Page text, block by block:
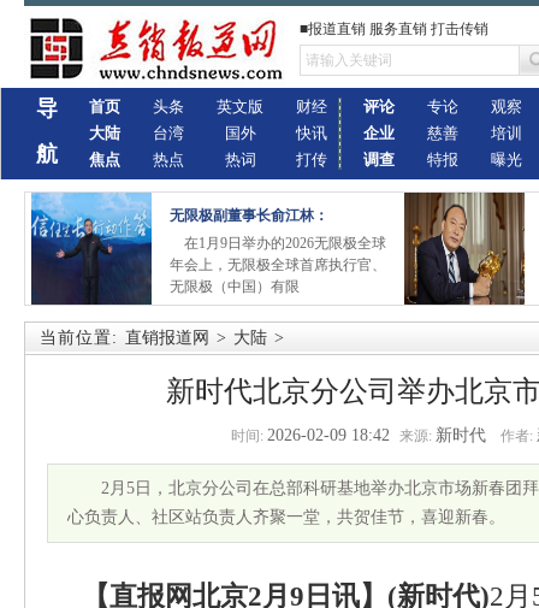
■报道直销 服务直销 打击传销
导
航
首页
大陆
焦点
头条
台湾
热点
英文版
国外
热词
财经
快讯
打传
评论
企业
调查
专论
慈善
特报
观察
培训
曝光
无限极副董事长俞江林：
在1月9日举办的2026无限极全球
年会上，无限极全球首席执行官、
无限极（中国）有限
当前位置: 直销报道网 > 大陆 >
新时代北京分公司举办北京
时间: 2026-02-09 18:42 来源: 新时代 作者:
2月5日，北京分公司在总部科研基地举办北京市场新春团
心负责人、社区站负责人齐聚一堂，共贺佳节，喜迎新春。
【直报网北京2月9日讯】(新时代)2